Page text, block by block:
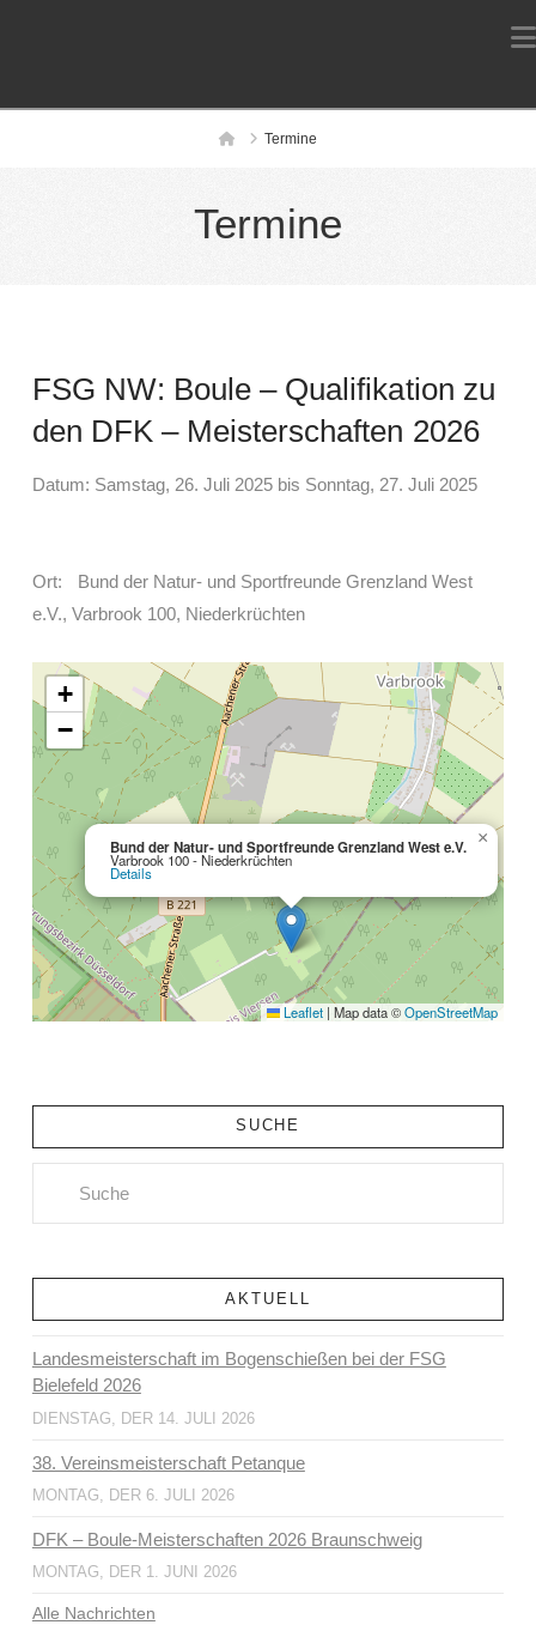
HomeTermine
Termine
FSG NW: Boule – Qualifikation zu
den DFK – Meisterschaften 2026
Datum: Samstag, 26. Juli 2025 bis Sonntag, 27. Juli 2025
Ort: Bund der Natur- und Sportfreunde Grenzland West
e.V., Varbrook 100, Niederkrüchten
Bund der Natur- und Sportfreunde Grenzland West e.V.
Varbrook 100 - Niederkrüchten
Details
×
+
−
Leaflet | Map data ©OpenStreetMap
SUCHE
AKTUELL
Landesmeisterschaft im Bogenschießen bei der FSG
Bielefeld 2026
DIENSTAG, DER 14. JULI 2026
38. Vereinsmeisterschaft Petanque
MONTAG, DER 6. JULI 2026
DFK – Boule-Meisterschaften 2026 Braunschweig
MONTAG, DER 1. JUNI 2026
Alle Nachrichten